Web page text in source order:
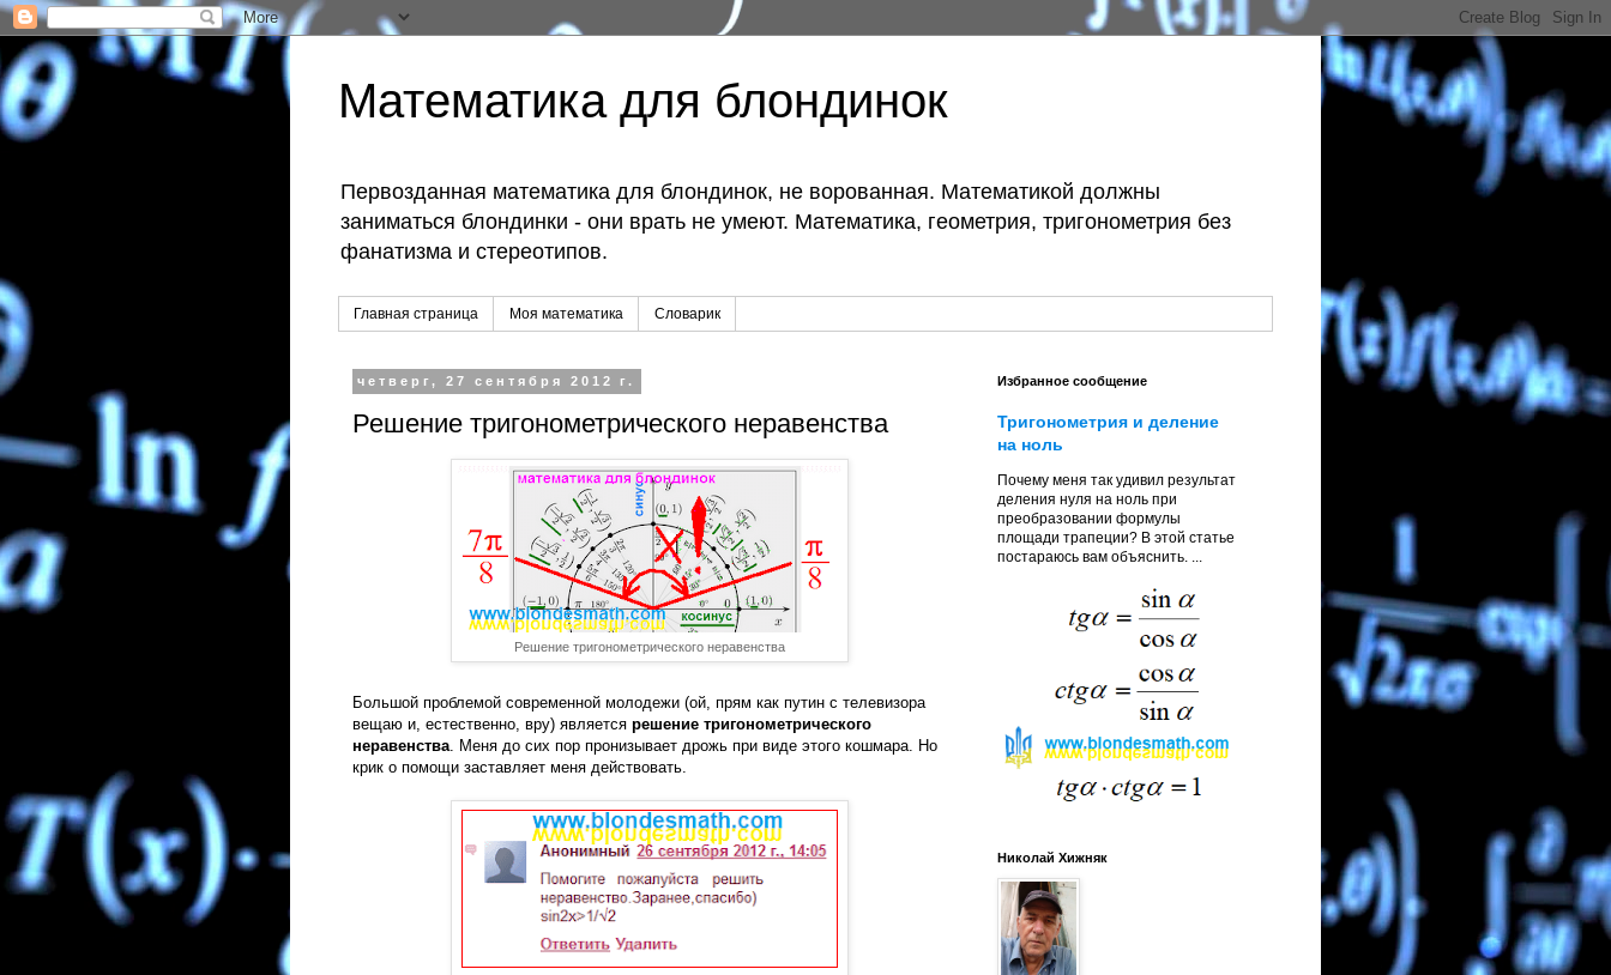
Математика для блондинок
Первозданная математика для блондинок, не ворованная. Математикой должны
заниматься блондинки - они врать не умеют. Математика, геометрия, тригонометрия без
фанатизма и стереотипов.
Главная страница Моя математика Словарик
четверг, 27 сентября 2012 г.
Решение тригонометрического неравенства
Решение тригонометрического неравенства
Большой проблемой современной молодежи (ой, прям как путин с телевизора
вещаю и, естественно, вру) является решение тригонометрического
неравенства . Меня до сих пор пронизывает дрожь при виде этого кошмара. Но
крик о помощи заставляет меня действовать.
Избранное сообщение
Тригонометрия и деление
на ноль
Почему меня так удивил результат
деления нуля на ноль при
преобразовании формулы
площади трапеции? В этой статье
постараюсь вам объяснить. ...
Николай Хижняк